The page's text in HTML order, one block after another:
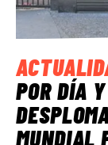
POR DÍA
MUNDIAL